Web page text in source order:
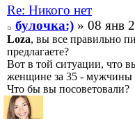
Re: Никого нет
булочка:)» 08 янв
Loza, вы все правильно
предлагаете?
Вот в той ситуации, что
женщине за 35 - мужчины
Что бы вы посоветовали?